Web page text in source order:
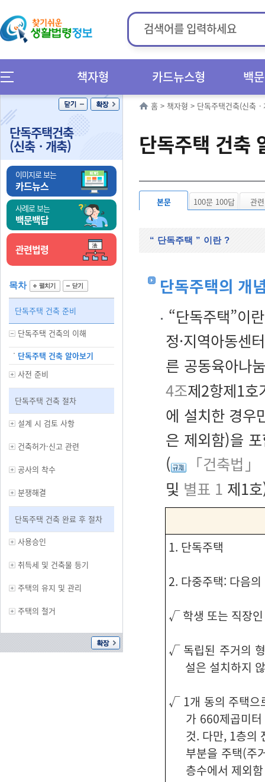
책자형 카드뉴스형 백
단독주택건축
(신축ㆍ개축)
이미지로 보는
카드뉴스
사례로 보는
백문백답
관련법령
목차
단독주택 건축 준비
단독주택 건축의 이해
단독주택 건축 알아보기
사전 준비
단독주택 건축 절차
설계 시 검토 사항
건축허가·신고 관련
공사의 착수
분쟁해결
단독주택 건축 완료 후 절차
사용승인
취득세 및 건축물 등기
주택의 유지 및 관리
주택의 철거
홈 > 책자형 > 단독주택건축(신축
단독주택 건축
본문 100문 100답 관
“ 단독주택 ” 이란 ?
단독주택의 개
“단독주택”이
정·지역아동센
른 공동육아나
4조제2항제1
에 설치한 경우
은 제외함)을
(
「건축법
및 별표 1 제1
1. 단독주택
2. 다중주택: 다음
√ 학생 또는 직장인
√ 독립된 주거의
설은 설치하지
√ 1개 동의 주택으
가 660제곱미
것. 다만, 1층의
부분을 주택(주
층수에서 제외함